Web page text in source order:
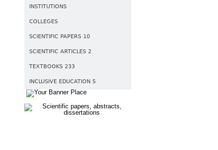
INSTITUTIONS
COLLEGES
SCIENTIFIC PAPERS 10
SCIENTIFIC ARTICLES 2
TEXTBOOKS 233
INCLUSIVE EDUCATION 5